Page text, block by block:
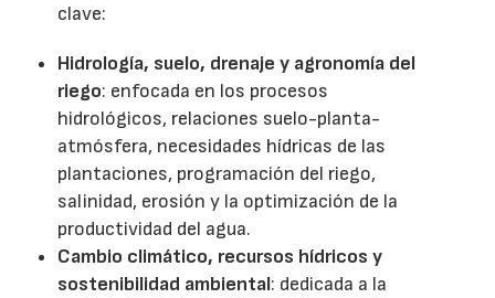
clave:
Hidrología, suelo, drenaje y agronomía del
riego: enfocada en los procesos
hidrológicos, relaciones suelo-planta-
atmósfera, necesidades hídricas de las
plantaciones, programación del riego,
salinidad, erosión y la optimización de la
productividad del agua.
Cambio climático, recursos hídricos y
sostenibilidad ambiental: dedicada a la